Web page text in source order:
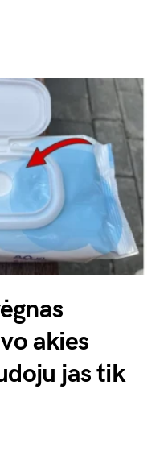
akies
jas tik